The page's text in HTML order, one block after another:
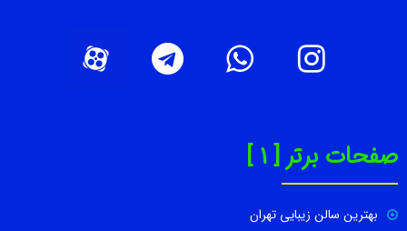
صفحات برتر [ 1 ]
بهترین سالن زیبایی تهران